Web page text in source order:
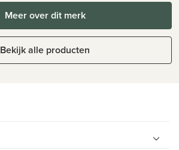
Meer over dit merk
Bekijk alle producten